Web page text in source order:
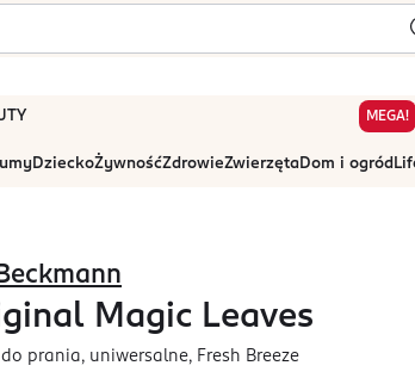
MEGA!
DzieckoŻywnośćZdrowieZwierzętaDom i ogród
Magic Leaves
prania, uniwersalne, Fresh Breeze